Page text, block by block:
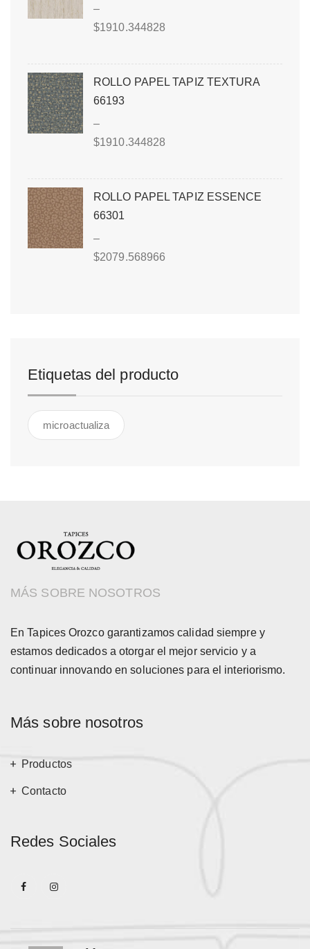
–
$1910.344828
ROLLO PAPEL TAPIZ TEXTURA
66193
–
$1910.344828
ROLLO PAPEL TAPIZ ESSENCE
66301
–
$2079.568966
Etiquetas del producto
microactualiza
MÁS SOBRE NOSOTROS
En Tapices Orozco garantizamos calidad siempre y
estamos dedicados a otorgar el mejor servicio y a
continuar innovando en soluciones para el interiorismo.
Más sobre nosotros
Productos
Contacto
Redes Sociales